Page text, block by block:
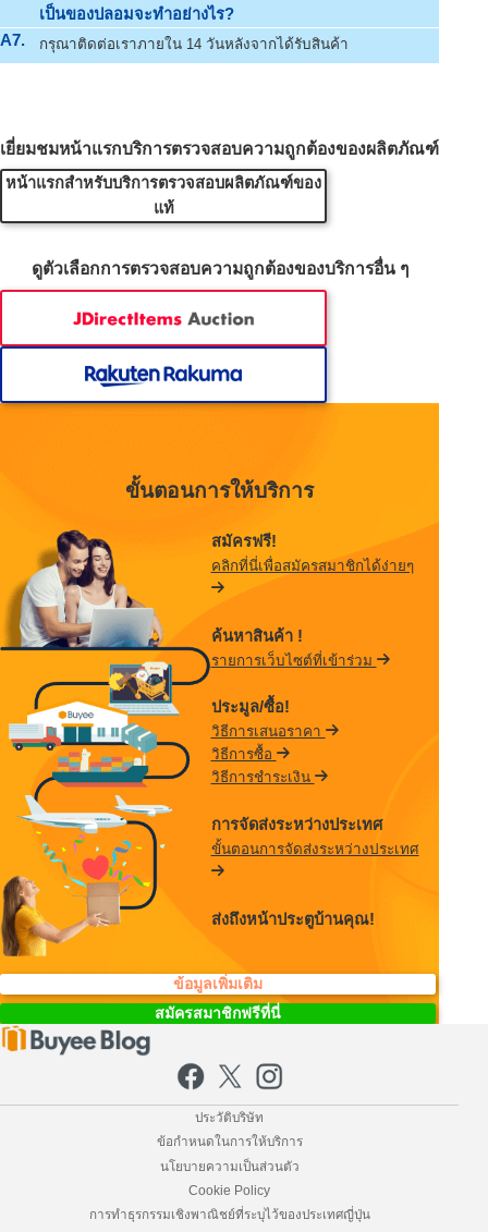
เป็นของปลอมจะทำอย่างไร?
A7.
กรุณาติดต่อเราภายใน 14 วันหลังจากได้รับสินค้า
เยี่ยมชมหน้าแรกบริการตรวจสอบความถูกต้องของผลิตภัณฑ์
หน้าแรกสำหรับบริการตรวจสอบผลิตภัณฑ์ของ
แท้
ดูตัวเลือกการตรวจสอบความถูกต้องของบริการอื่น ๆ
ขั้นตอนการให้บริการ
สมัครฟรี!
คลิกที่นี่เพื่อสมัครสมาชิกได้ง่ายๆ
ค้นหาสินค้า !
รายการเว็บไซต์ที่เข้าร่วม
ประมูล/ซื้อ!
วิธีการเสนอราคา
วิธีการซื้อ
วิธีการชำระเงิน
การจัดส่งระหว่างประเทศ
ขั้นตอนการจัดส่งระหว่างประเทศ
ส่งถึงหน้าประตูบ้านคุณ!
ข้อมูลเพิ่มเติม
สมัครสมาชิกฟรีที่นี่
ประวัติบริษัท
ข้อกำหนดในการให้บริการ
นโยบายความเป็นส่วนตัว
Cookie Policy
การทำธุรกรรมเชิงพาณิชย์ที่ระบุไว้ของประเทศญี่ปุ่น